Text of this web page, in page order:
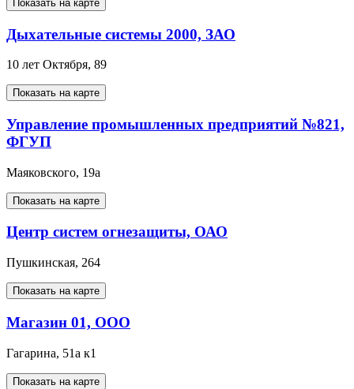
Показать на карте
Дыхательные системы 2000, ЗАО
10 лет Октября, 89
Показать на карте
Управление промышленных предприятий №821,
ФГУП
Маяковского, 19а
Показать на карте
Центр систем огнезащиты, ОАО
Пушкинская, 264
Показать на карте
Магазин 01, ООО
Гагарина, 51а к1
Показать на карте